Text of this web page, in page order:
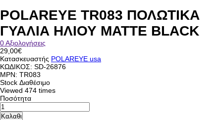
POLAREYE TR083 ΠΟΛΩΤΙΚΑ
ΓΥΑΛΙΑ ΗΛΙΟΥ MATTE BLACK
0 Αξιολογήσεις
29,00€
Κατασκευαστής POLAREYE usa
ΚΩΔΙΚΟΣ: SD-26876
MPN: TR083
Stock Διαθέσιμο
Viewed 474 times
Ποσότητα